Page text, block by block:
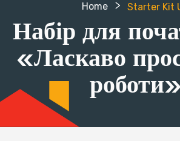
Home Starter Kit
Набір для
«Ласкаво
роботи»